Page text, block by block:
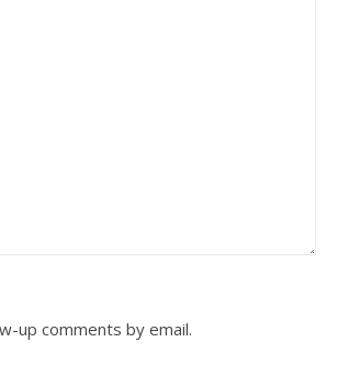
up comments by email.